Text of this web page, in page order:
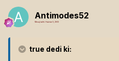
Antimodes52
Mesaj tarihi: Haziran 5, 2003
true dedi ki: